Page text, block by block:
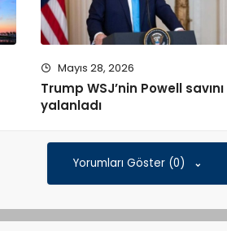
Mayıs 28, 2026
Trump WSJ’nin Powell savını
yalanladı
Yorumları Göster (0)